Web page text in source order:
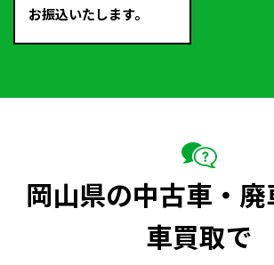
お振込いたします。
岡山県の中古車・
車買取で